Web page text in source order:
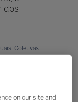
dos
Coletivas
a Educação
de 5 a 8 de
Paulo.
on our site and